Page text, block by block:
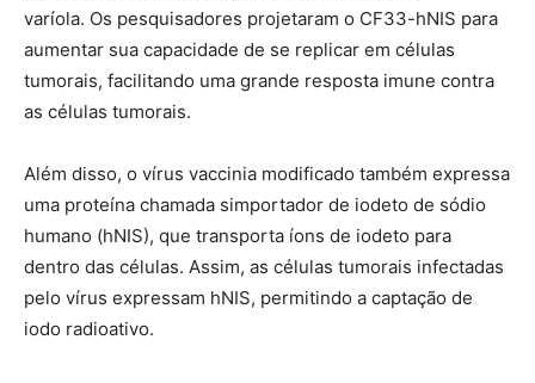
varíola. Os pesquisadores projetaram o CF33-hNIS para
aumentar sua capacidade de se replicar em células
tumorais, facilitando uma grande resposta imune contra
as células tumorais.
Além disso, o vírus vaccinia modificado também expressa
uma proteína chamada simportador de iodeto de sódio
humano (hNIS), que transporta íons de iodeto para
dentro das células. Assim, as células tumorais infectadas
pelo vírus expressam hNIS, permitindo a captação de
iodo radioativo.